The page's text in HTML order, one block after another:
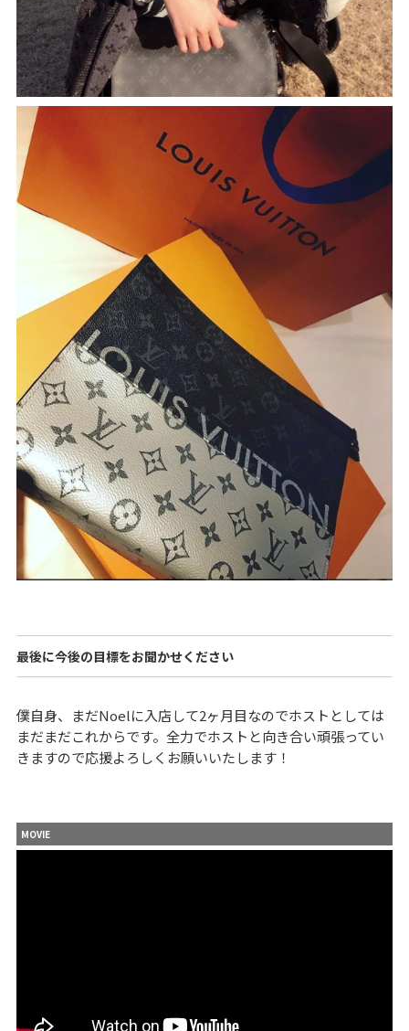
最後に今後の目標をお聞かせください
僕自身、まだNoelに入店して2ヶ月目なのでホストとしては
まだまだこれからです。全力でホストと向き合い頑張ってい
きますので応援よろしくお願いいたします！
MOVIE